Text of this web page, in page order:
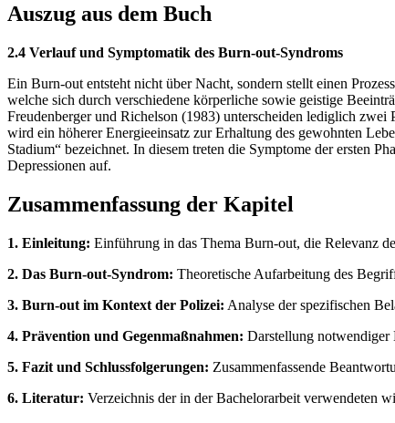
Auszug aus dem Buch
2.4 Verlauf und Symptomatik des Burn-out-Syndroms
Ein Burn-out entsteht nicht über Nacht, sondern stellt einen
welche sich durch verschiedene körperliche sowie geistige
Freudenberger und Richelson (1983) unterscheiden lediglich zwei
wird ein höherer Energieeinsatz zur Erhaltung des gewohnten
Stadium“ bezeichnet. In diesem treten die Symptome der ersten
Depressionen auf.
Zusammenfassung der Kapitel
1. Einleitung: Einführung in das Thema Burn-out, die Relevanz
2. Das Burn-out-Syndrom: Theoretische Aufarbeitung des
3. Burn-out im Kontext der Polizei: Analyse der spezifischen
4. Prävention und Gegenmaßnahmen: Darstellung notwendiger
5. Fazit und Schlussfolgerungen: Zusammenfassende
6. Literatur: Verzeichnis der in der Bachelorarbeit verwendeten